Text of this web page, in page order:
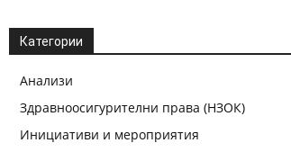
Категории
Анализи
Здравноосигурителни права (НЗОК)
Инициативи и мероприятия